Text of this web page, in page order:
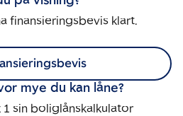
finansieringsbevis klart.
mye du kan låne?
1 sin boliglånskalkulator